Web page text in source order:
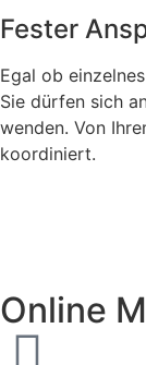
Fester
Egal ob
Sie dürfen sich
wenden. Von
koordiniert.
Online